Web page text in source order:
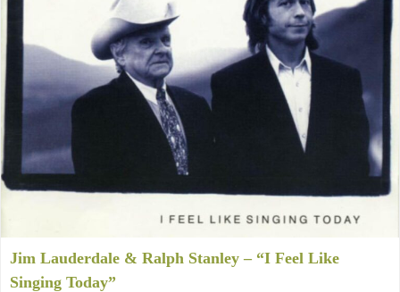
Jim Lauderdale & Ralph Stanley – “I Feel Like
Singing Today”